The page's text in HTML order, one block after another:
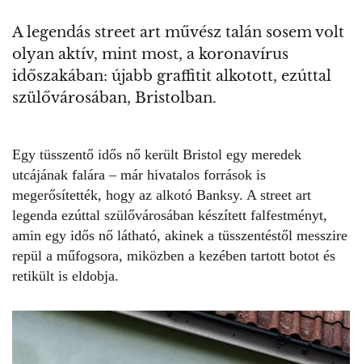
A legendás street art művész talán sosem volt
olyan aktív, mint most, a koronavírus
időszakában: újabb graffitit alkotott, ezúttal
szülővárosában, Bristolban.
Egy tüsszentő idős nő került Bristol egy meredek
utcájának falára – már hivatalos források is
megerősítették, hogy az alkotó Banksy. A street art
legenda ezúttal szülővárosában készített falfestményt,
amin egy idős nő látható, akinek a tüsszentéstől messzire
repül a műfogsora, miközben a kezében tartott botot és
retikült is eldobja.